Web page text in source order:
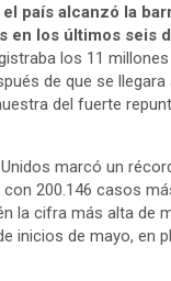
país alcanzó la
en los últimos seis
los 11
de que se llegara
del fuerte
marcó un
200.146 casos
la cifra más alta de
inicios de mayo, en